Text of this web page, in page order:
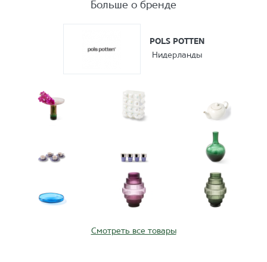
Больше о бренде
POLS POTTEN
Нидерланды
Смотреть все товары